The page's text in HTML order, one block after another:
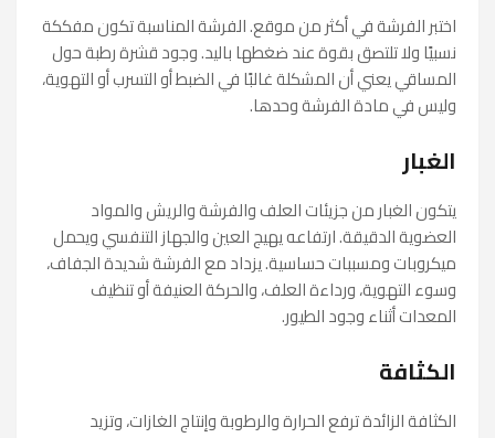
اختبر الفرشة في أكثر من موقع. الفرشة المناسبة تكون مفككة
نسبيًا ولا تلتصق بقوة عند ضغطها باليد. وجود قشرة رطبة حول
المساقي يعني أن المشكلة غالبًا في الضبط أو التسرب أو التهوية،
وليس في مادة الفرشة وحدها.
الغبار
يتكون الغبار من جزيئات العلف والفرشة والريش والمواد
العضوية الدقيقة. ارتفاعه يهيج العين والجهاز التنفسي ويحمل
ميكروبات ومسببات حساسية. يزداد مع الفرشة شديدة الجفاف،
وسوء التهوية، ورداءة العلف، والحركة العنيفة أو تنظيف
المعدات أثناء وجود الطيور.
الكثافة
الكثافة الزائدة ترفع الحرارة والرطوبة وإنتاج الغازات، وتزيد